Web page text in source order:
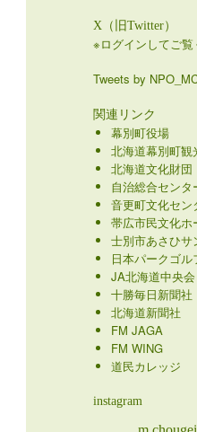
X（旧Twitter）
※ログインしてご覧
Tweets by
関連リンク
幕別町役場
北海道幕別町観
北海道文化財団
自治総合センタ
音更町文化セン
帯広市民文化ホ
士別市あさひサ
日本パークゴル
JA北海道中央会
十勝毎日新聞社
北海道新聞社
FM JAGA
FM WING
道民カレッジ
instagram